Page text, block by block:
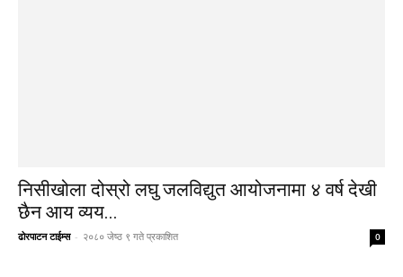
निसीखोला दोस्रो लघु जलविद्युत आयोजनामा ४ वर्ष देखी
छैन आय व्यय...
ढोरपाटन टाईम्स - २०८० जेष्ठ ९ गते प्रकाशित 0